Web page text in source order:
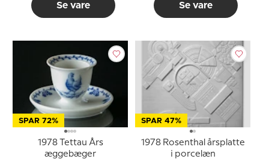
Se vare Se vare
SPAR 72%
1978 Tettau Års
æggebæger
SPAR 47%
1978 Rosenthal årsplatte
i porcelæn